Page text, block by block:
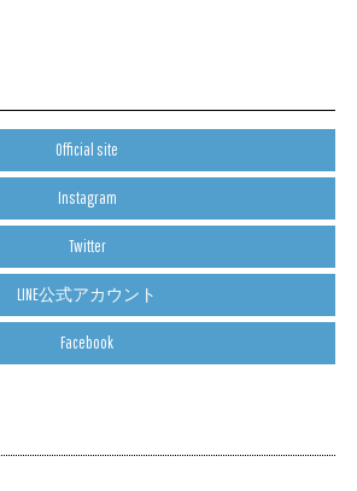
Official site
Instagram
Twitter
LINE公式アカウント
Facebook